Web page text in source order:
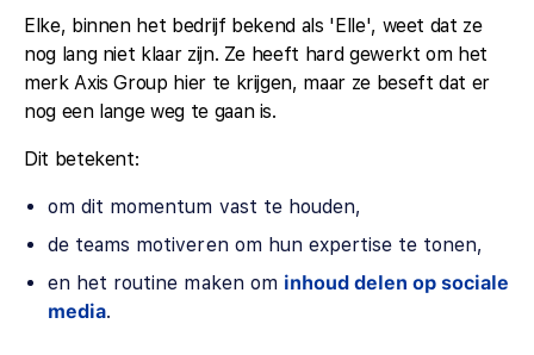
Elke, binnen het bedrijf bekend als 'Elle', weet dat ze
nog lang niet klaar zijn. Ze heeft hard gewerkt om het
merk Axis Group hier te krijgen, maar ze beseft dat er
nog een lange weg te gaan is.
Dit betekent:
om dit momentum vast te houden,
de teams motiveren om hun expertise te tonen,
en het routine maken om inhoud delen op sociale
media.